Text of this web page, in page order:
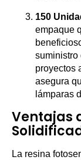
150
empaque
suministro
proyectos
asegura
lámparas
Ventajas
La resina